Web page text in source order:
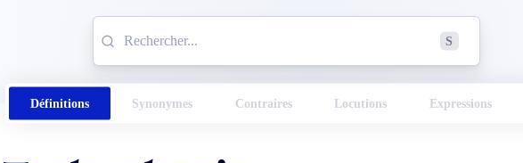
S
Définitions Synonymes Contraires Locutions Expressions